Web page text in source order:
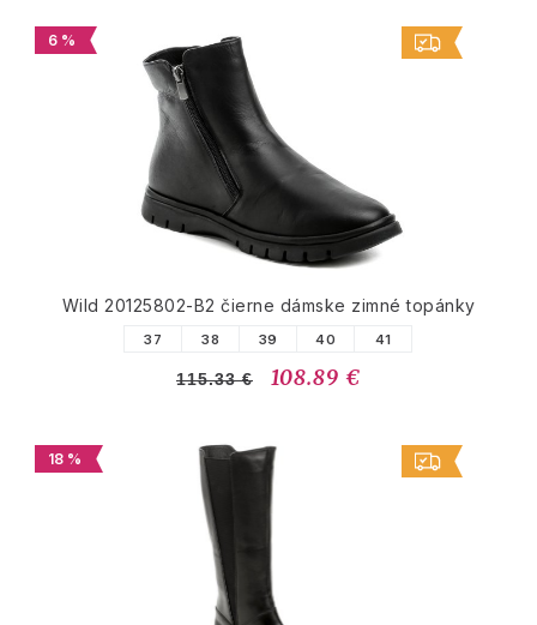
6 %
Wild 20125802-B2 čierne dámske zimné topánky
37 38 39 40 41
115.33 € 108.89 €
18 %